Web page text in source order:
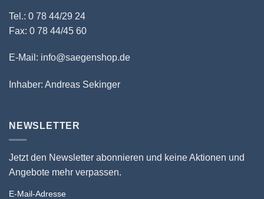
Tel.: 0 78 44/29 24
Fax: 0 78 44/45 60
E-Mail: info@saegenshop.de
Inhaber: Andreas Sekinger
NEWSLETTER
Jetzt den Newsletter abonnieren und keine Aktionen und
Angebote mehr verpassen.
E-Mail-Adresse